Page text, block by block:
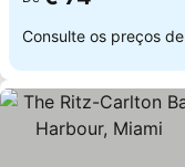
Consulte os preços de